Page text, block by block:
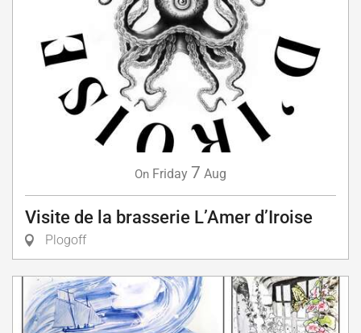
On Friday 7 Aug
Visite de la brasserie L’Amer d’Iroise
Plogoff